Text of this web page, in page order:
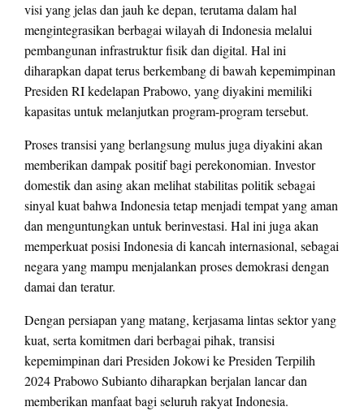
visi yang jelas dan jauh ke depan, terutama dalam hal
mengintegrasikan berbagai wilayah di Indonesia melalui
pembangunan infrastruktur fisik dan digital. Hal ini
diharapkan dapat terus berkembang di bawah kepemimpinan
Presiden RI kedelapan Prabowo, yang diyakini memiliki
kapasitas untuk melanjutkan program-program tersebut.
Proses transisi yang berlangsung mulus juga diyakini akan
memberikan dampak positif bagi perekonomian. Investor
domestik dan asing akan melihat stabilitas politik sebagai
sinyal kuat bahwa Indonesia tetap menjadi tempat yang aman
dan menguntungkan untuk berinvestasi. Hal ini juga akan
memperkuat posisi Indonesia di kancah internasional, sebagai
negara yang mampu menjalankan proses demokrasi dengan
damai dan teratur.
Dengan persiapan yang matang, kerjasama lintas sektor yang
kuat, serta komitmen dari berbagai pihak, transisi
kepemimpinan dari Presiden Jokowi ke Presiden Terpilih
2024 Prabowo Subianto diharapkan berjalan lancar dan
memberikan manfaat bagi seluruh rakyat Indonesia.